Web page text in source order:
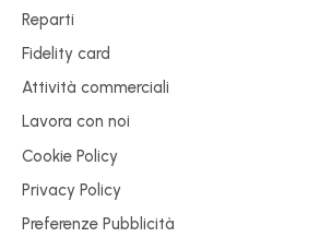
Reparti
Fidelity card
Attività commerciali
Lavora con noi
Cookie Policy
Privacy Policy
Preferenze Pubblicità